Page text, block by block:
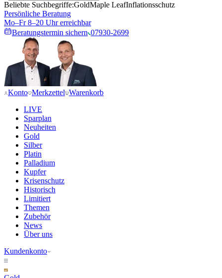
Beliebte Suchbegriffe:GoldMaple LeafInflationsschutz
Persönliche Beratung
Mo–Fr 8–20 Uhr erreichbar
Beratungstermin sichern 07930-2699
Konto Merkzettel Warenkorb
LIVE
Sparplan
Neuheiten
Gold
Silber
Platin
Palladium
Kupfer
Krisenschutz
Historisch
Limitiert
Themen
Zubehör
News
Über uns
Kundenkonto